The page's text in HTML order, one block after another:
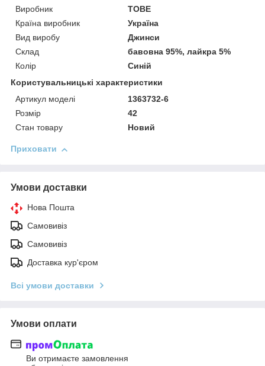
Виробник
TOBE
Країна виробник
Україна
Вид виробу
Джинси
Склад
бавовна 95%, лайкра 5%
Колір
Синій
Користувальницькі характеристики
Артикул моделі
1363732-6
Розмір
42
Стан товару
Новий
Приховати
Умови доставки
Нова Пошта
Самовивіз
Самовивіз
Доставка кур'єром
Всі умови доставки
Умови оплати
Ви отримаєте замовлення